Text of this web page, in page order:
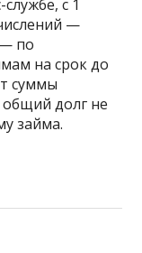
с 1
—
по
на срок до
суммы
долг не
займа.